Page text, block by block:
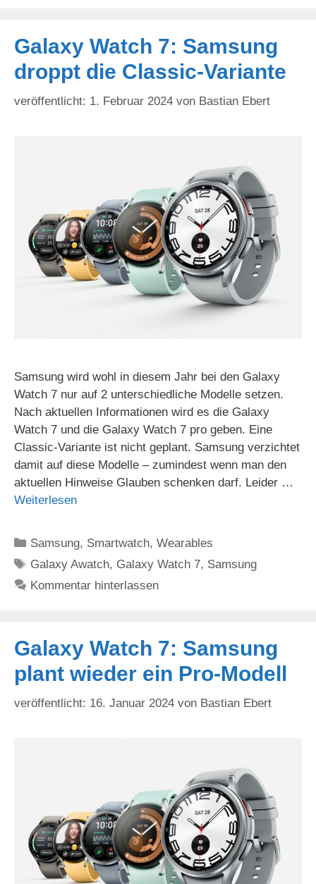
Galaxy Watch 7: Samsung
droppt die Classic-Variante
1. Februar 2024 von Bastian Ebert
Samsung wird wohl in diesem Jahr bei den Galaxy
Watch 7 nur auf 2 unterschiedliche Modelle setzen.
Nach aktuellen Informationen wird es die Galaxy
Watch 7 und die Galaxy Watch 7 pro geben. Eine
Classic-Variante ist nicht geplant. Samsung verzichtet
damit auf diese Modelle – zumindest wenn man den
aktuellen Hinweise Glauben schenken darf. Leider …
Weiterlesen
Kategorien
Samsung, Smartwatch,Wearables
Schlagwörter
Galaxy Awatch, Galaxy Watch 7, Samsung
Kommentar hinterlassen
Galaxy Watch 7: Samsung
plant wieder ein Pro-Modell
16. Januar 2024 von Bastian Ebert